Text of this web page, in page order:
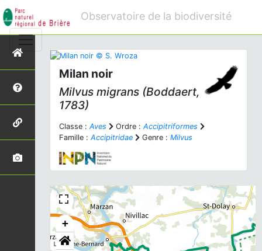
Observatoire de la biodiversité
Milan noir
Milvus migrans (Boddaert,
1783)
Classe : Aves Ordre : Accipitriformes
Famille : Accipitridae Genre : Milvus
+